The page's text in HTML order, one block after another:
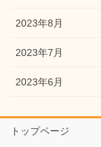
2023年8月
2023年7月
2023年6月
トップページ